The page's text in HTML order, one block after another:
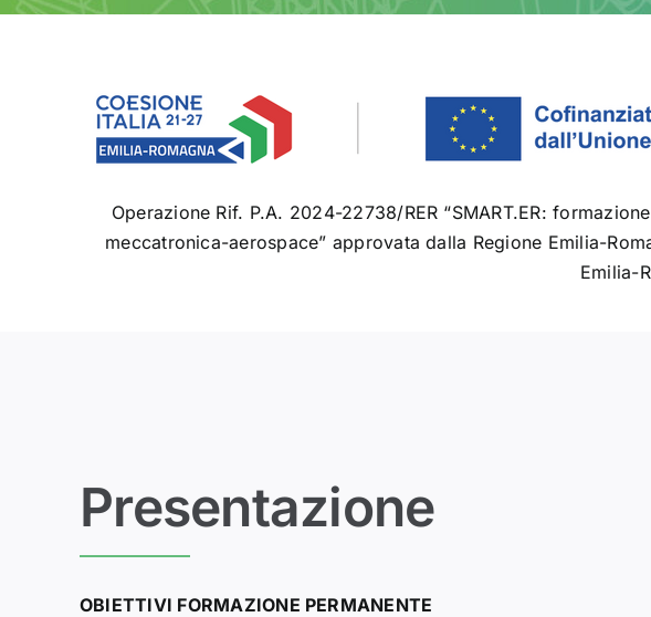
Operazione Rif. P.A. 2024-22738/RER “SMART.ER:
meccatronica-aerospace” approvata dalla Regione Emilia-
Emilia-
Presentazione
OBIETTIVI FORMAZIONE PERMANENTE